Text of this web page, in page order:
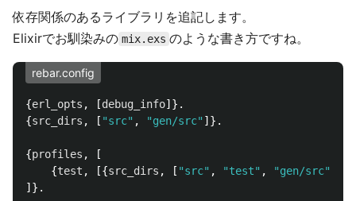
依存関係のあるライブラリを追記します。
Elixirでお馴染みの mix.exs のような書き方ですね。
rebar.config
{erl_opts , [debug_info]}.
{src_dirs , [ "src" , "gen/src" ]}.
{profiles , [
    {
test , [{src_dirs , [ "src" , "test" , "gen/src"
]}.